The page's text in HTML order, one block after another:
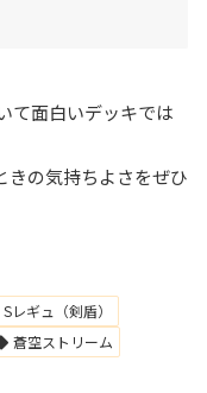
て面白いデッキでは
きの気持ちよさをぜひ
Sレギュ（剣盾）
蒼空ストリーム